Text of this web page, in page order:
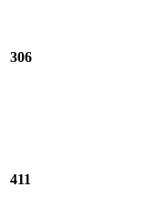
306
411